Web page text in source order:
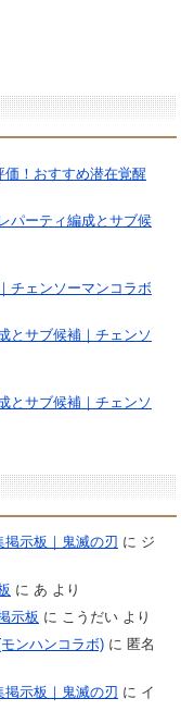
価！おすすめ潜在覚醒
パーティ編成とサブ候
チェンソーマンコラボ
とサブ候補｜チェンソ
とサブ候補｜チェンソ
掲示板｜鬼滅の刃 に ジ
に あ より
示板 に こうだいより
ンハンコラボ)に 匿名
掲示板｜鬼滅の刃 に イ